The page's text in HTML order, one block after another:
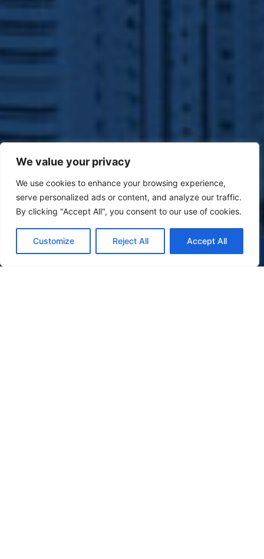
We value your privacy
We use cookies to enhance your browsing experience,
serve personalized ads or content, and analyze our traffic.
By clicking "Accept All", you consent to our use of cookies.
Customize Reject All Accept All
(47) 9 9977-7630